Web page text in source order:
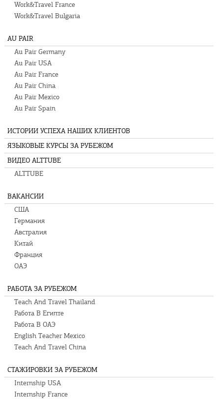
Work&Travel France
Work&Travel Bulgaria
AU PAIR
Au Pair Germany
Au Pair USA
Au Pair France
Au Pair China
Au Pair Mexico
Au Pair Spain
ИСТОРИИ УСПЕХА НАШИХ КЛИЕНТОВ
ЯЗЫКОВЫЕ КУРСЫ ЗА РУБЕЖОМ
ВИДЕО ALTTUBE
ALTTUBE
ВАКАНСИИ
США
Германия
Австралия
Китай
Франция
ОАЭ
РАБОТА ЗА РУБЕЖОМ
Teach And Travel Thailand
Работа В Египте
Работа В ОАЭ
English Teacher Mexico
Teach And Travel China
СТАЖИРОВКИ ЗА РУБЕЖОМ
Internship USA
Internship France